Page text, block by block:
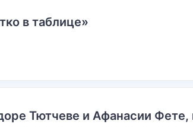
в таблице»
Тютчеве и Афанасии